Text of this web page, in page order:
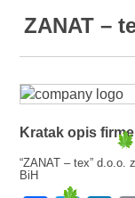
ZANAT –
Kratak opis
“ZANAT – tex”
BiH